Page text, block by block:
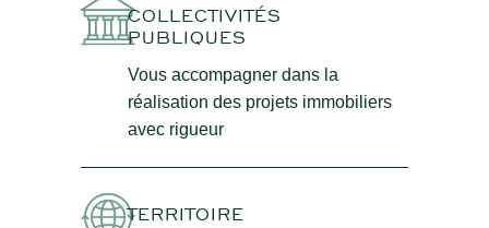
COLLECTIVITÉS
PUBLIQUES
Vous accompagner dans la
réalisation des projets immobiliers
avec rigueur
TERRITOIRE